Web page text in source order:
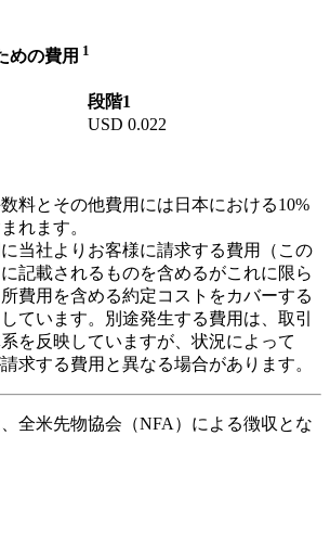
めの費用 1
段階1
USD 0.022
料とその他費用には日本における10%
れます。
当社よりお客様に請求する費用（この
記載されるものを含めるがこれに限ら
費用を含める約定コストをカバーする
ています。別途発生する費用は、取引
を反映していますが、状況によって
求する費用と異なる場合があります。
全米先物協会（NFA）による徴収とな